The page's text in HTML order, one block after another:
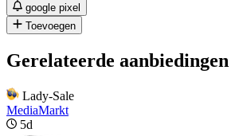
google pixel
Toevoegen
Gerelateerde aanbiedingen
Lady-Sale
MediaMarkt
5d